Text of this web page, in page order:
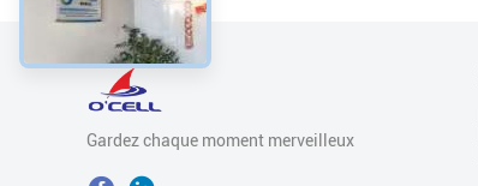
Gardez chaque moment merveilleux